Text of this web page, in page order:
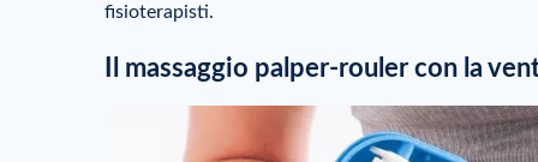
fisioterapisti.
Il massaggio palper-rouler con la